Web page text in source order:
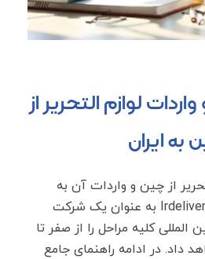
لوازم التحریر از
به ایران
از چین و واردات آن به
ایران را دارید، شرکت Irdelivery به عنوان یک شرکت
المللی کلیه مراحل را از صفر تا
داد. در ادامه راهنمای جامع